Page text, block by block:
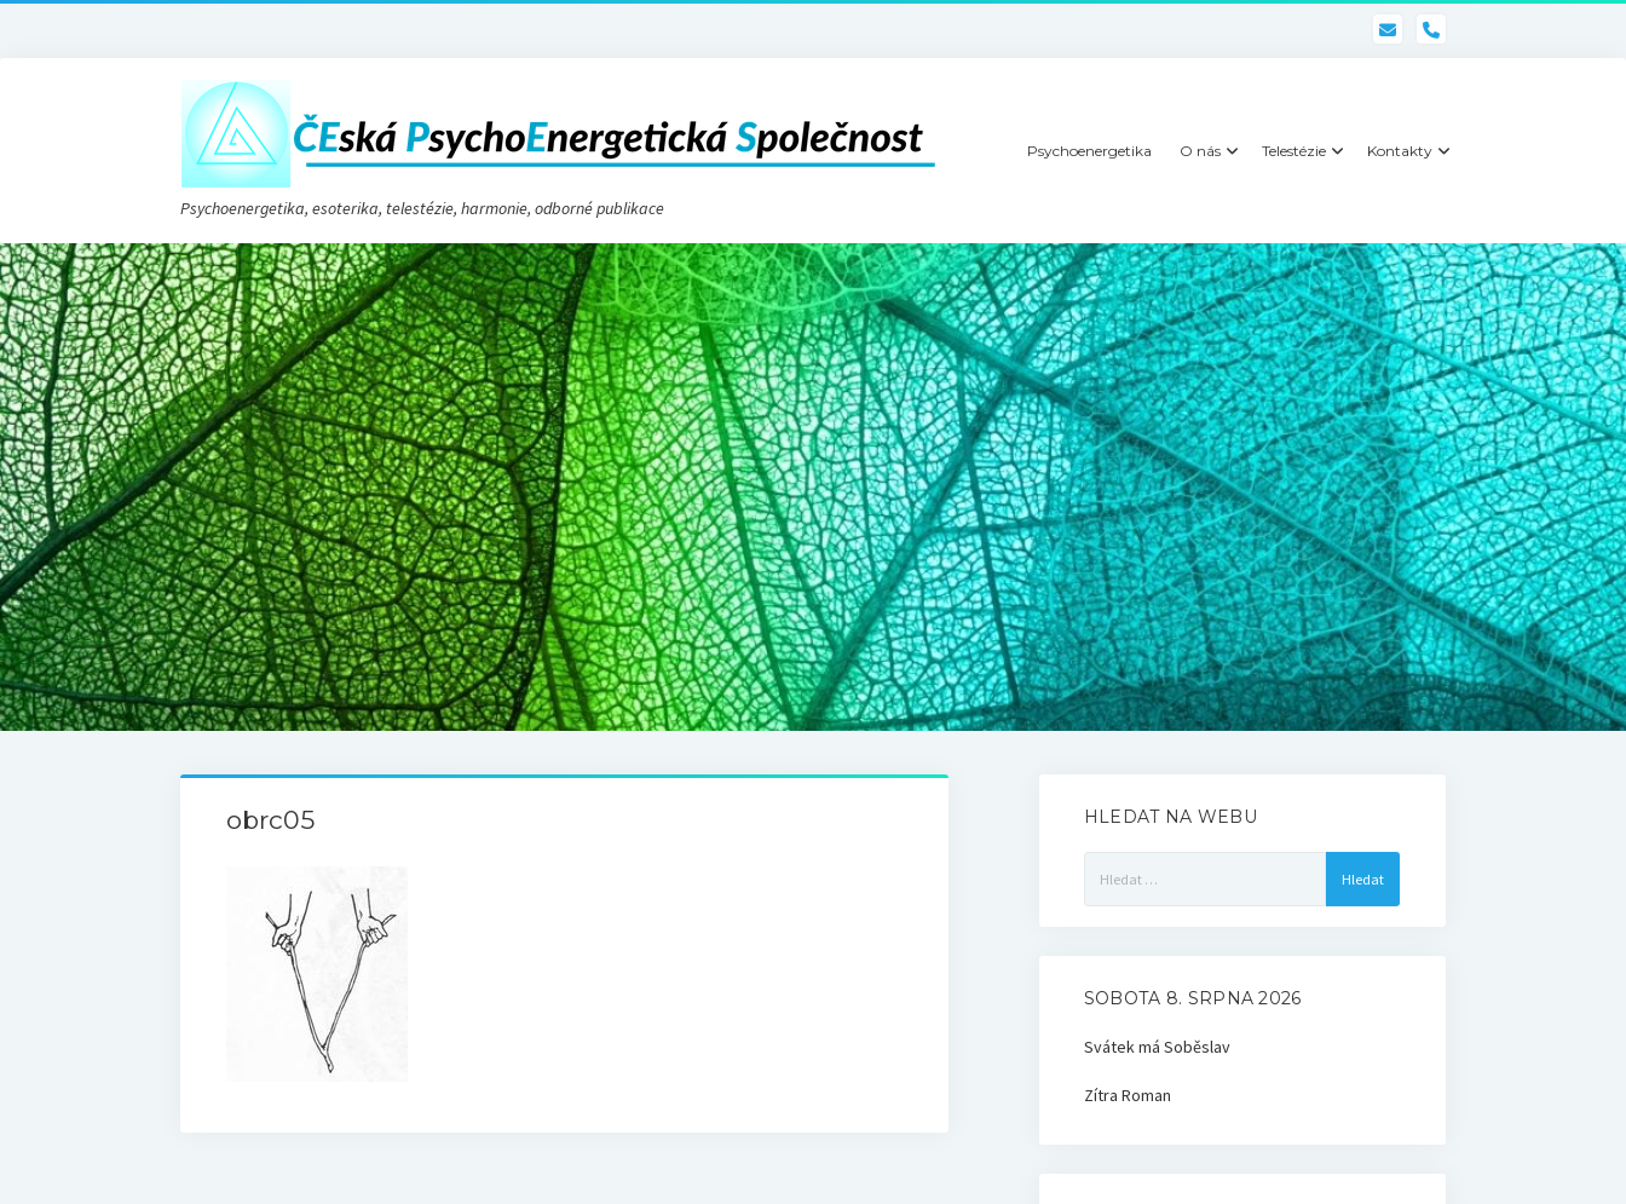
phone
Psychoenergetika, esoterika, telestézie, harmonie, odborné publikace
Psychoenergetika O nás Telestézie Kontakty
obrc05 HLEDAT NA WEBU
SOBOTA 8. SRPNA 2026
Svátek má Soběslav
Zítra Roman